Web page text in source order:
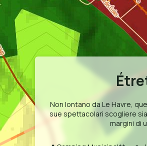
Non lontano da Le Havre,
sue spettacolari scogliere sia
margini di